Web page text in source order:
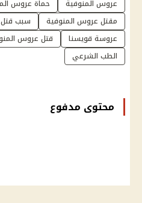
عروس المنوفية
حماة عروس
مقتل عروس المنوفية
سبب
عروسة قويسنا
قتل عروس
الطب الشرعي
محتوى مدفوع